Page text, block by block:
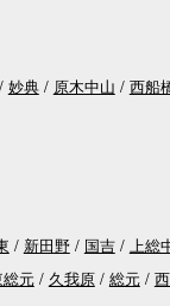
妙典 原木中山 西船
新田野 国吉 上総
元 久我原 総元